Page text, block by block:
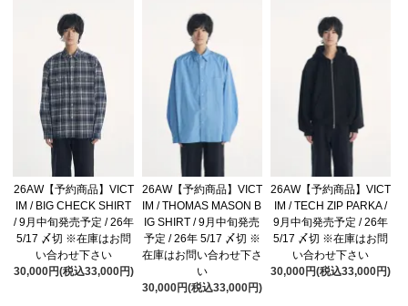
26AW【予約商品】VICT
IM / BIG CHECK SHIRT
/ 9月中旬発売予定 / 26年
5/17 〆切 ※在庫はお問
い合わせ下さい
30,000円(税込33,000円)
26AW【予約商品】VICT
IM / THOMAS MASON B
IG SHIRT / 9月中旬発売
予定 / 26年 5/17 〆切 ※
在庫はお問い合わせ下さ
い
30,000円(税込33,000円)
26AW【予約商品】VICT
IM / TECH ZIP PARKA /
9月中旬発売予定 / 26年
5/17 〆切 ※在庫はお問
い合わせ下さい
30,000円(税込33,000円)